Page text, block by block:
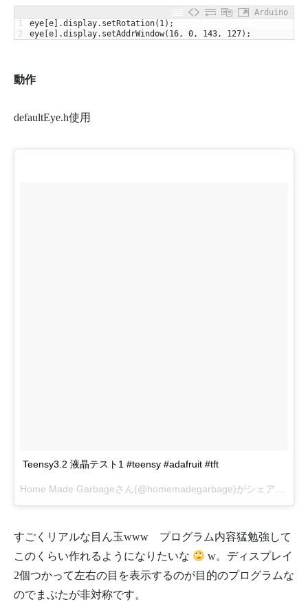
Arduino
1
2
eye e .display. setRotation( 1) ;
eye e .display. setAddrWindow( 16, 0, 143, 127) ;
動作
defaultEye.h使用
Teensy3.2 液晶テスト1 #teensy #adafruit #tft
すごくリアルな目ん玉www プログラム内容猛勉強して
このくらい作れるようになりたいな
w。ディスプレイ
2個つかって左右の目を表示するのが目的のプログラムな
のでまぶたが非対称です。